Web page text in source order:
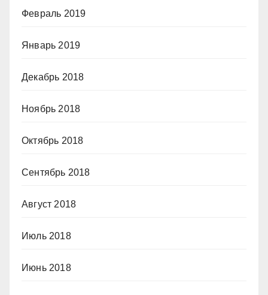
Февраль 2019
Январь 2019
Декабрь 2018
Ноябрь 2018
Октябрь 2018
Сентябрь 2018
Август 2018
Июль 2018
Июнь 2018